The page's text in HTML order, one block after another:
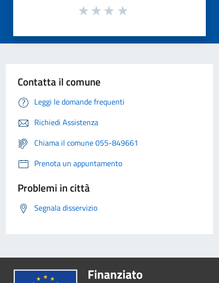
Contatta il comune
Leggi le domande frequenti
Richiedi Assistenza
Chiama il comune 055-849661
Prenota un appuntamento
Problemi in città
Segnala disservizio